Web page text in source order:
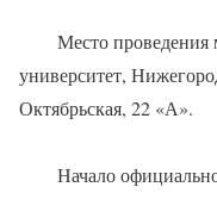
Место
университет,
Октябрьская, 22 «А».
Начало